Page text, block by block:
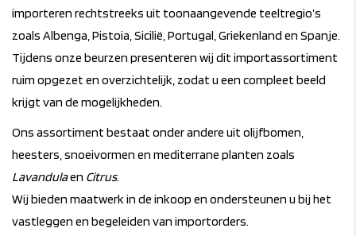
importeren rechtstreeks uit toonaangevende teeltregio’s
zoals Albenga, Pistoia, Sicilië, Portugal, Griekenland en Spanje.
Tijdens onze beurzen presenteren wij dit importassortiment
ruim opgezet en overzichtelijk, zodat u een compleet beeld
krijgt van de mogelijkheden.
Ons assortiment bestaat onder andere uit olijfbomen,
heesters, snoeivormen en mediterrane planten zoals
Lavandulaen Citrus.
Wij bieden maatwerk in de inkoop en ondersteunen u bij het
vastleggen en begeleiden van importorders.